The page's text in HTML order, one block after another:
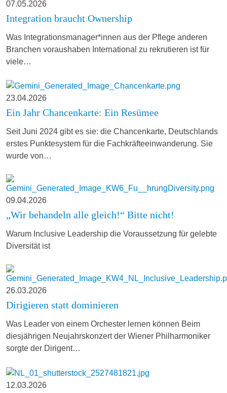
07.05.2026
Integration braucht Ownership
Was Integrationsmanager*innen aus der Pflege anderen
Branchen voraushaben International zu rekrutieren ist für
viele…
23.04.2026
Ein Jahr Chancenkarte: Ein Resümee
Seit Juni 2024 gibt es sie: die Chancenkarte, Deutschlands
erstes Punktesystem für die Fachkräfteeinwanderung. Sie
wurde von…
09.04.2026
„Wir behandeln alle gleich!“ Bitte nicht!
Warum Inclusive Leadership die Voraussetzung für gelebte
Diversität ist
26.03.2026
Dirigieren statt dominieren
Was Leader von einem Orchester lernen können Beim
diesjährigen Neujahrskonzert der Wiener Philharmoniker
sorgte der Dirigent…
12.03.2026